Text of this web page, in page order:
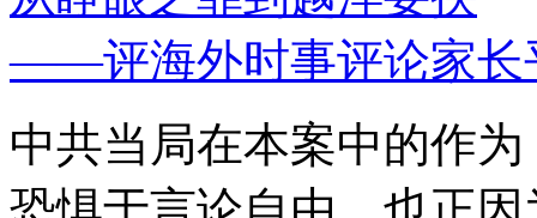
——评海外时事评论家长
中共当局在本案中的作